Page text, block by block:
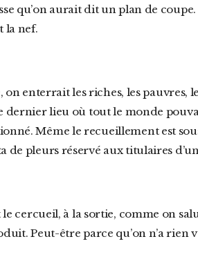
qu’on aurait dit un plan de
la nef.
dernier lieu où tout le monde
Même le recueillement est
de pleurs réservé aux titulaires
Peut-être parce qu’on n’a rien